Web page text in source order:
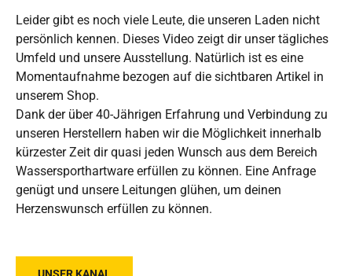
Leider gibt es noch viele Leute, die unseren Laden nicht
persönlich kennen. Dieses Video zeigt dir unser tägliches
Umfeld und unsere Ausstellung. Natürlich ist es eine
Momentaufnahme bezogen auf die sichtbaren Artikel in
unserem Shop.
Dank der über 40-Jährigen Erfahrung und Verbindung zu
unseren Herstellern haben wir die Möglichkeit innerhalb
kürzester Zeit dir quasi jeden Wunsch aus dem Bereich
Wassersporthartware erfüllen zu können. Eine Anfrage
genügt und unsere Leitungen glühen, um deinen
Herzenswunsch erfüllen zu können.